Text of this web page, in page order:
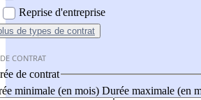
Reprise d'entreprise
de types de contrat
CONTRAT
de contrat
minimale (en mois) Durée maximale (en